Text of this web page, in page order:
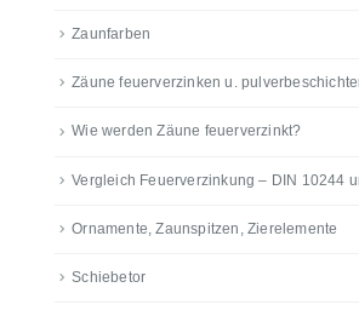
Zaunfarben
Zäune feuerverzinken u.
Wie werden Zäune feuerverzinkt?
Vergleich Feuerverzinkung – DIN 10244
Ornamente, Zaunspitzen, Zierelemente
Schiebetor